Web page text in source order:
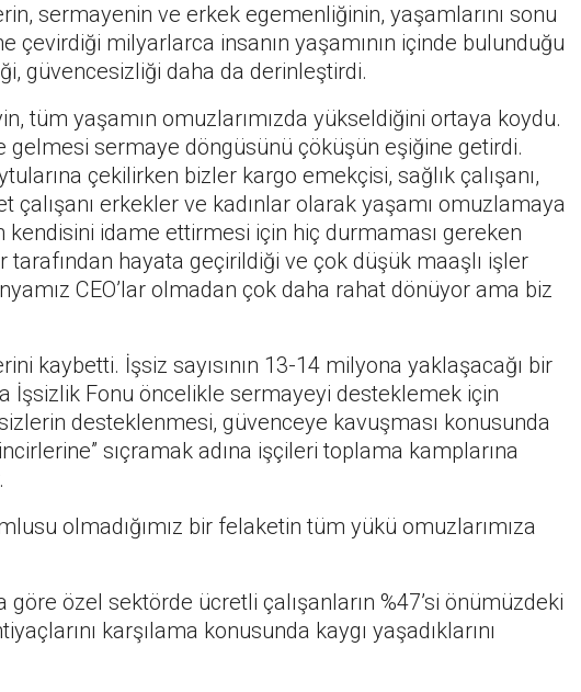
sermayenin ve erkek egemenliğinin, yaşamlarını sonu
çevirdiği milyarlarca insanın yaşamının içinde bulunduğu
güvencesizliği daha da derinleştirdi.
tüm yaşamın omuzlarımızda yükseldiğini ortaya koydu.
gelmesi sermaye döngüsünü çöküşün eşiğine getirdi.
çekilirken bizler kargo emekçisi, sağlık çalışanı,
çalışanı erkekler ve kadınlar olarak yaşamı omuzlamaya
idame ettirmesi için hiç durmaması gereken
tarafından hayata geçirildiği ve çok düşük maaşlı işler
CEO’lar olmadan çok daha rahat dönüyor ama biz
kaybetti. İşsiz sayısının 13-14 milyona yaklaşacağı bir
İşsizlik Fonu öncelikle sermayeyi desteklemek için
desteklenmesi, güvenceye kavuşması konusunda
sıçramak adına işçileri toplama kamplarına
olmadığımız bir felaketin tüm yükü omuzlarımıza
göre özel sektörde ücretli çalışanların %47’si önümüzdeki
karşılama konusunda kaygı yaşadıklarını